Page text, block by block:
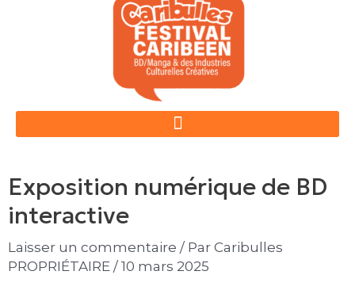
Exposition numérique de BD
interactive
Laisser un commentaire / Par Caribulles
PROPRIÉTAIRE / 10 mars 2025